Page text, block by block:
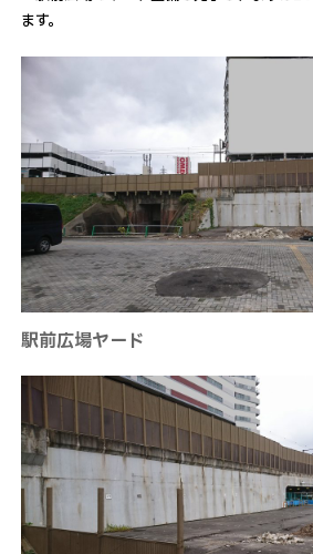
ます。
駅前広場ヤード